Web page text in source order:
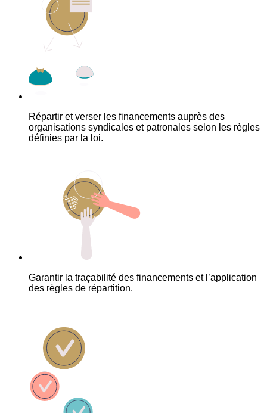
Répartir et verser les financements auprès des
organisations syndicales et patronales selon les règles
définies par la loi.
Garantir la traçabilité des financements et l’application
des règles de répartition.